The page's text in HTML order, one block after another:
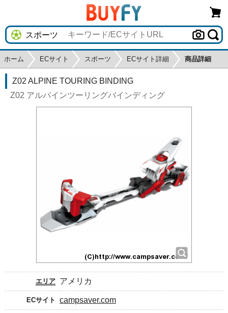
ホーム ECサイト スポーツ ECサイト詳細 商品詳細
Z02 ALPINE TOURING BINDING
Z02 アルパインツーリングバインディング
エリア アメリカ
ECサイト campsaver.com